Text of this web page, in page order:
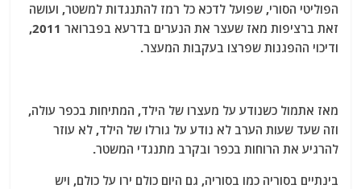
הפוליטי הסורי, שפועל לדכא כל רמז להתנגדות למשטר, ועושה
זאת ברציפות מאז שעצר את הנערים בדרעא בפברואר 2011,
ודיכוי ההפגנות שפרצו בעקבות המעצר.
מאז אתמול כשנודע על מעצרו של הילד, המתיחות בכפר עולה,
וזה שעד שעות הערב לא נודע על גורלו של הילד, לא עוזר
להרגיע את הרוחות בכפר ובקרב מתנגדי המשטר.
בינתיים בסוריה כמו בסוריה, גם היום כולם ירו על כולם, ויש